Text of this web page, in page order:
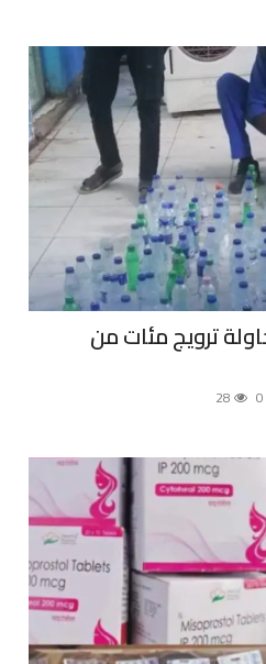
ترويج مئات من